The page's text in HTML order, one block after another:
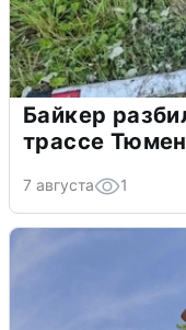
Байкер
трассе
7 августа 1